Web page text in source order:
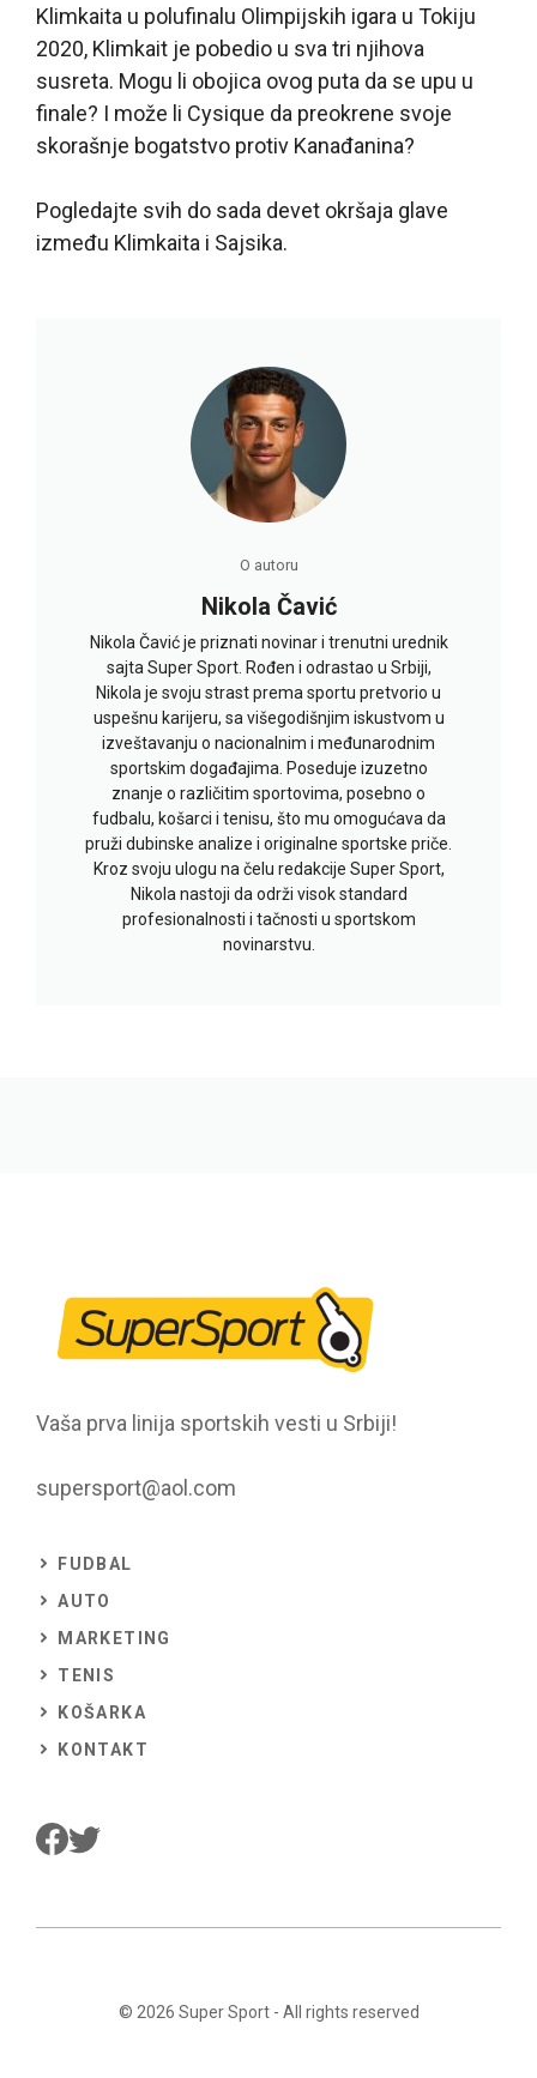
Klimkaita u polufinalu Olimpijskih igara u Tokiju
2020, Klimkait je pobedio u sva tri njihova
susreta. Mogu li obojica ovog puta da se uрu u
finale? I može li Cysique da preokrene svoje
skorašnje bogatstvo protiv Kanađanina?
Pogledajte svih do sada devet okršaja glave
između Klimkaita i Sajsika.
O autoru
Nikola Čavić
Nikola Čavić je priznati novinar i trenutni urednik
sajta Super Sport. Rođen i odrastao u Srbiji,
Nikola je svoju strast prema sportu pretvorio u
uspešnu karijeru, sa višegodišnjim iskustvom u
izveštavanju o nacionalnim i međunarodnim
sportskim događajima. Poseduje izuzetno
znanje o različitim sportovima, posebno o
fudbalu, košarci i tenisu, što mu omogućava da
pruži dubinske analize i originalne sportske priče.
Kroz svoju ulogu na čelu redakcije Super Sport,
Nikola nastoji da održi visok standard
profesionalnosti i tačnosti u sportskom
novinarstvu.
Vaša prva linija sportskih vesti u Srbiji!
supersport@aol.com
FUDBAL
AUTO
MARKETING
TENIS
KOŠARKA
KONTAKT
© 2026 Super Sport- All rights reserved